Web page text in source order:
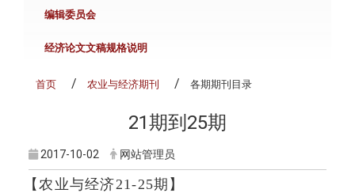
编辑委员会
经济论文文稿规格说明
首页 农业与经济期刊 各期期刊目录
21期到25期
2017-10-02 网站管理员
【农业与经济21-25期 】